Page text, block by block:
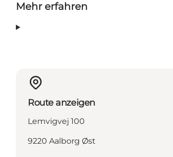
Mehr erfahren
Route anzeigen
Lemvigvej 100
9220 Aalborg Øst